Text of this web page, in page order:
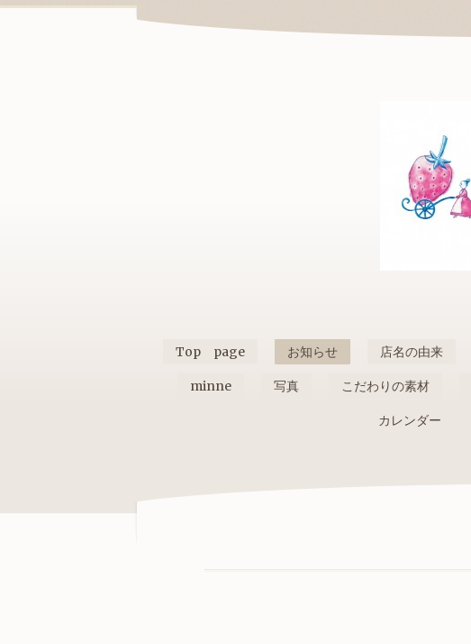
Top page お知らせ 店名の由来
minne 写真 こだわりの素材
カレンダー